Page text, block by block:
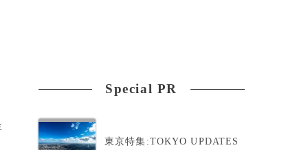
Special PR
東京特集:TOKYO UPDATES